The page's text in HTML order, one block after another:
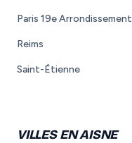
Paris 19e Arrondissement
Reims
Saint-Étienne
VILLES EN AISNE